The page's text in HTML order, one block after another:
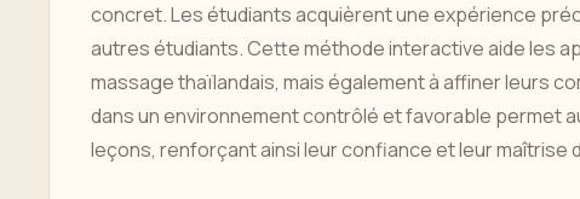
concret. Les étudiants acquièrent une expérience
autres étudiants. Cette méthode interactive aide les
massage thaïlandais, mais également à affiner leurs
dans un environnement contrôlé et favorable permet
leçons, renforçant ainsi leur confiance et leur maîtrise